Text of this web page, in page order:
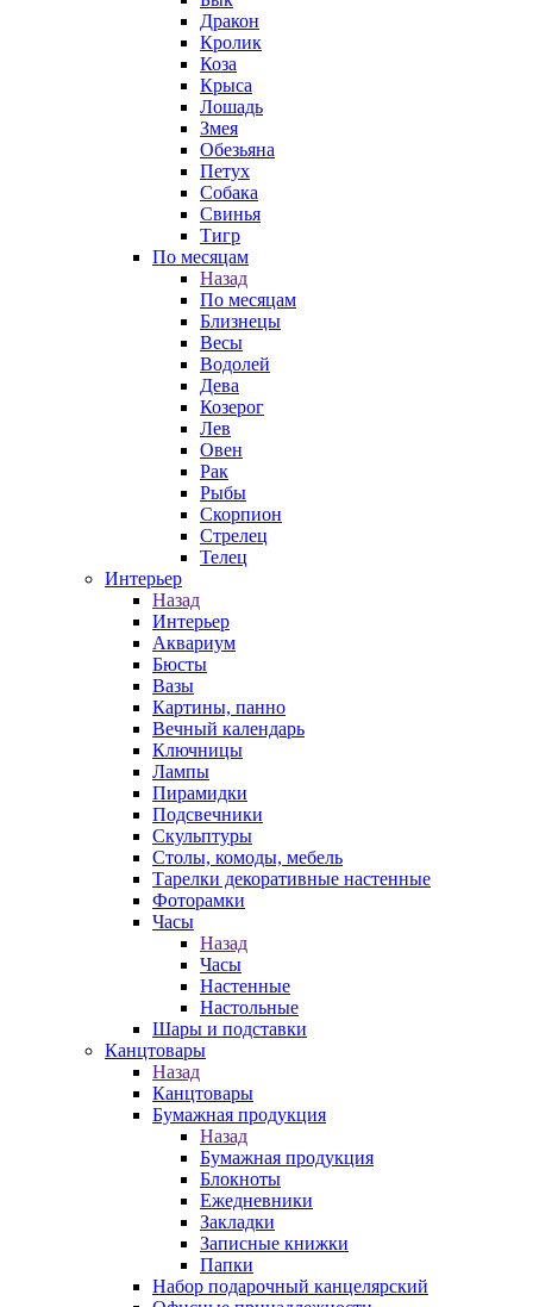
Дракон
Кролик
Коза
Крыса
Лошадь
Змея
Обезьяна
Петух
Собака
Свинья
Тигр
По месяцам
Назад
По месяцам
Близнецы
Весы
Водолей
Дева
Козерог
Лев
Овен
Рак
Рыбы
Скорпион
Стрелец
Телец
Интерьер
Назад
Интерьер
Аквариум
Бюсты
Вазы
Картины, панно
Вечный календарь
Ключницы
Лампы
Пирамидки
Подсвечники
Скульптуры
Столы, комоды, мебель
Тарелки декоративные настенные
Фоторамки
Часы
Назад
Часы
Настенные
Настольные
Шары и подставки
Канцтовары
Назад
Канцтовары
Бумажная продукция
Назад
Бумажная продукция
Блокноты
Ежедневники
Закладки
Записные книжки
Папки
Набор подарочный канцелярский